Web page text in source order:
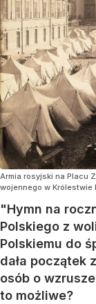
Armia rosyjski na Placu
wojennego w Królestwie
"Hymn na
Polskiego z
Polskiemu do
dała początek
osób o
to możliwe?